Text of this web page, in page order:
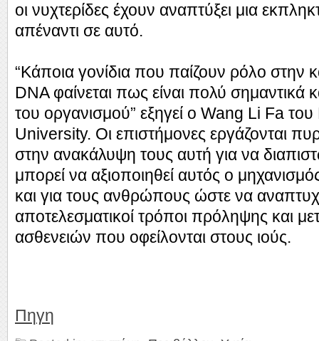
οι νυχτερίδες έχουν αναπτύξει μια
απέναντι σε αυτό.
“Κάποια γονίδια που παίζουν ρόλο στην
DNA φαίνεται πως είναι πολύ σημαντικά
του οργανισμού” εξηγεί ο Wang Li Fa
University. Οι επιστήμονες εργάζονται
στην ανακάλυψη τους αυτή για να
μπορεί να αξιοποιηθεί αυτός ο
και για τους ανθρώπους ώστε να
αποτελεσματικοί τρόποι πρόληψης και
ασθενειών που οφείλονται στους ιούς.
Πηγη